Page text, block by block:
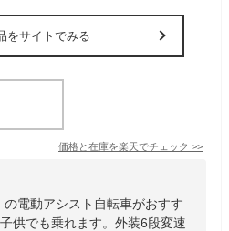
をサイトでみる
価格と在庫を楽天でチェック >>
電動アシスト自転車がおすす
供でも乗れます。外装6段変速